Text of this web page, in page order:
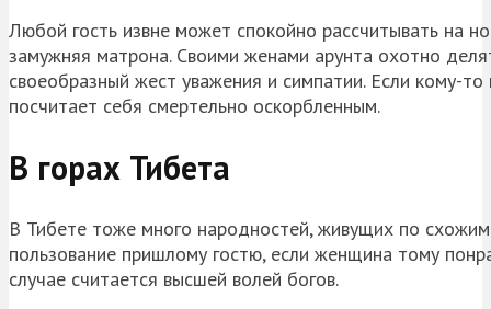
Любой гость извне может спокойно рассчитывать на
замужняя матрона. Своими женами арунта охотно
своеобразный жест уважения и симпатии. Если кому-
посчитает себя смертельно оскорбленным.
В горах Тибета
В Тибете тоже много народностей, живущих по
пользование пришлому гостю, если женщина тому
случае считается высшей волей богов.